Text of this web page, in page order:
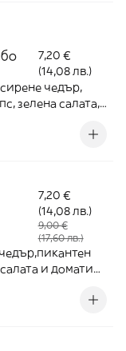
7,20 €
(14,08 лв.)
чедър,
зелена салата,
7,20 €
(14,08 лв.)
9,00 €
(17,60 лв.)
и домати